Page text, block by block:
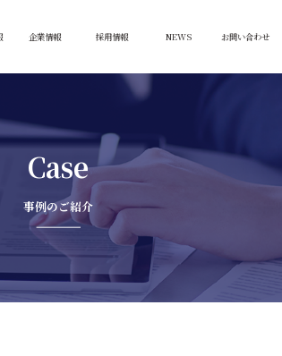
企業情報 採用情報 NEWS お問い合わせ
Case
事例のご紹介